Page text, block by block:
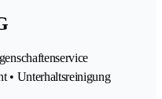
• Unterhaltsreinigung